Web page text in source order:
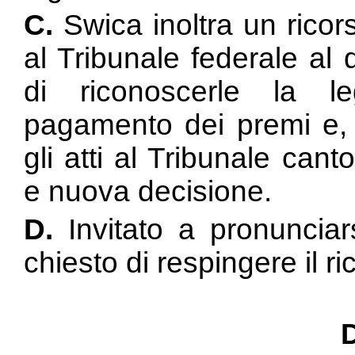
C. Swica inoltra un
al Tribunale federale al
di riconoscerle la
pagamento dei premi
gli atti al Tribunale
e nuova decisione.
D. Invitato a
chiesto di respingere il